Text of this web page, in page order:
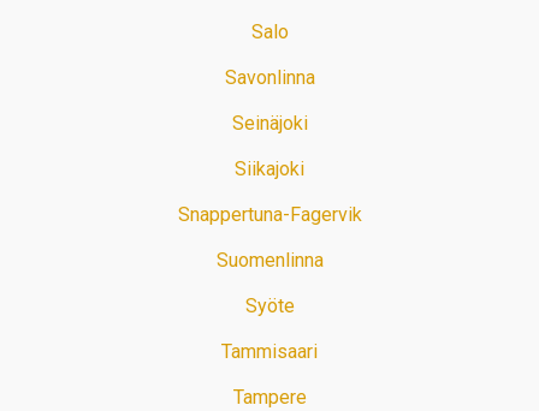
Salo
Savonlinna
Seinäjoki
Siikajoki
Snappertuna-Fagervik
Suomenlinna
Syöte
Tammisaari
Tampere